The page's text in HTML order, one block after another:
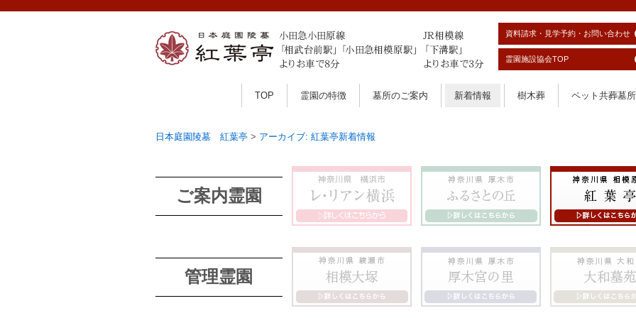
資料請求・見学予約・お問い合わせ
霊園施設協会TOP
TOP 霊園の特徴 墓所のご案内 新着情報 樹木葬 ペット共葬墓所
日本庭園陵墓 紅葉亭> アーカイブ: 紅葉亭新着情報
ご案内霊園
管理霊園